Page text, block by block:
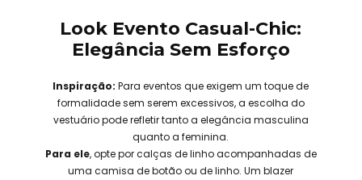
Look Evento Casual-Chic:
Elegância Sem Esforço
Inspiração: Para eventos que exigem um toque de
formalidade sem serem excessivos, a escolha do
vestuário pode refletir tanto a elegância masculina
quanto a feminina.
Para ele, opte por calças de linho acompanhadas de
uma camisa de botão ou de linho. Um blazer